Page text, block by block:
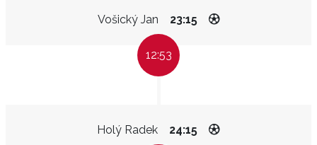
Vošický Jan 23:15
12:53
Holý Radek 24:15